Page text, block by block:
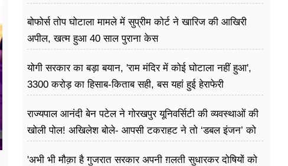
बोफोर्स तोप घोटाला मामले में सुप्रीम कोर्ट ने खारिज की आखिरी
अपील, खत्म हुआ 40 साल पुराना केस
योगी सरकार का बड़ा बयान, 'राम मंदिर में कोई घोटाला नहीं हुआ',
3300 करोड़ का हिसाब-किताब सही, बस यहां हुई हेराफेरी
राज्यपाल आनंदी बेन पटेल ने गोरखपुर यूनिवर्सिटी की व्यवस्थाओं की
खोली पोल! अखिलेश बोले- आपसी टकराहट ने तो ‘डबल इंजन’ को
'अभी भी मौक़ा है गुजरात सरकार अपनी ग़लती सुधारकर दोषियों को